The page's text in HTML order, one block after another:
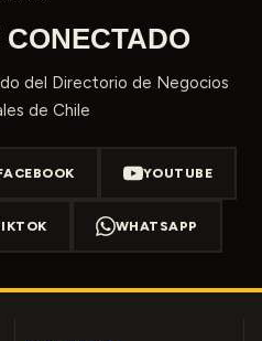
del Directorio de Negocios
de Chile
YOUTUBE
WHATSAPP